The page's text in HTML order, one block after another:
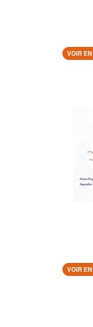
VOIR
VOIR